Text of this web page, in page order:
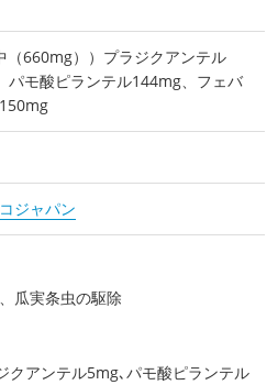
（660mg））プラジクアンテル
パモ酸ピランテル144mg、フェバ
ジャパン
瓜実条虫の駆除
クアンテル5mg､パモ酸ピランテル